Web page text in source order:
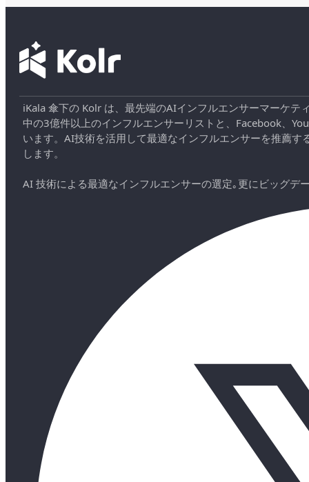
iKala 傘下の Kolr は、最先端のAIインフルエンサーマーケ
中の3億件以上のインフルエンサーリストと、Facebook、
います。AI技術を活用して最適なインフルエンサーを推薦
します。
AI 技術による最適なインフルエンサーの選定｡更にビッグデ